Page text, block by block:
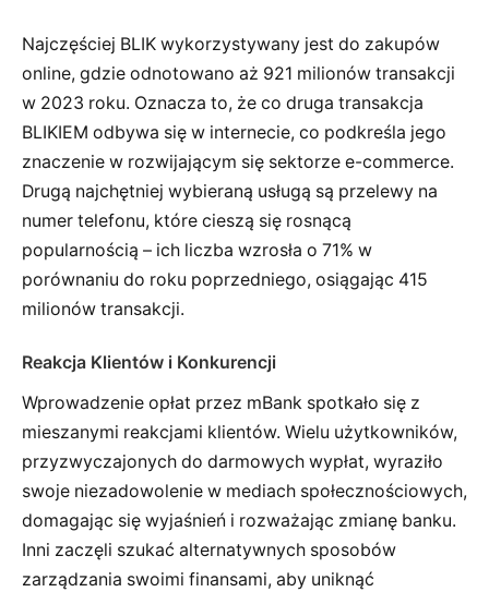
Najczęściej BLIK wykorzystywany jest do zakupów
online, gdzie odnotowano aż 921 milionów transakcji
w 2023 roku. Oznacza to, że co druga transakcja
BLIKIEM odbywa się w internecie, co podkreśla jego
znaczenie w rozwijającym się sektorze e-commerce.
Drugą najchętniej wybieraną usługą są przelewy na
numer telefonu, które cieszą się rosnącą
popularnością – ich liczba wzrosła o 71% w
porównaniu do roku poprzedniego, osiągając 415
milionów transakcji.
Reakcja Klientów i Konkurencji
Wprowadzenie opłat przez mBank spotkało się z
mieszanymi reakcjami klientów. Wielu użytkowników,
przyzwyczajonych do darmowych wypłat, wyraziło
swoje niezadowolenie w mediach społecznościowych,
domagając się wyjaśnień i rozważając zmianę banku.
Inni zaczęli szukać alternatywnych sposobów
zarządzania swoimi finansami, aby uniknąć